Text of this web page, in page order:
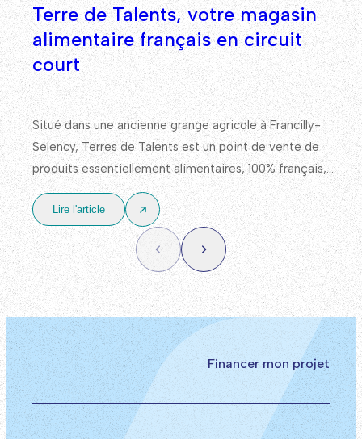
Terre de Talents, votre magasin
alimentaire français en circuit
court
Situé dans une ancienne grange agricole à Francilly-
Selency, Terres de Talents est un point de vente de
produits essentiellement alimentaires, 100% français,
avec un approvisionnement en priorité auprès de
producteurs et d’acteurs locaux.
Lire l'article
Financer mon projet